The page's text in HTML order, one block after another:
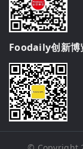
Foodaily创新博